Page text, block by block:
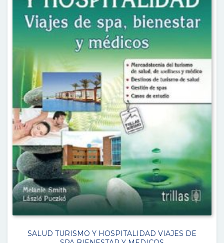
SALUD TURISMO Y HOSPITALIDAD VIAJES DE